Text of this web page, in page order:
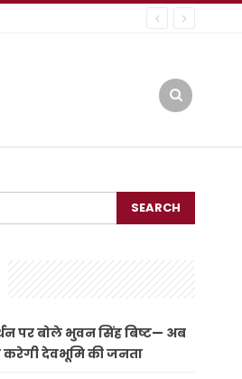
पर बोले भुवन सिंह बिष्ट— अब
करेगी देवभूमि की जनता